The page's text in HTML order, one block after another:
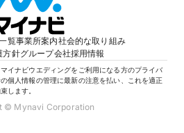
覧事業所案内社会的な取り組み
方針グループ会社採用情報
イナビウエディングをご利用になる方のプライバ
個人情報の管理に最新の注意を払い、これを適正
します。
© Mynavi Corporation